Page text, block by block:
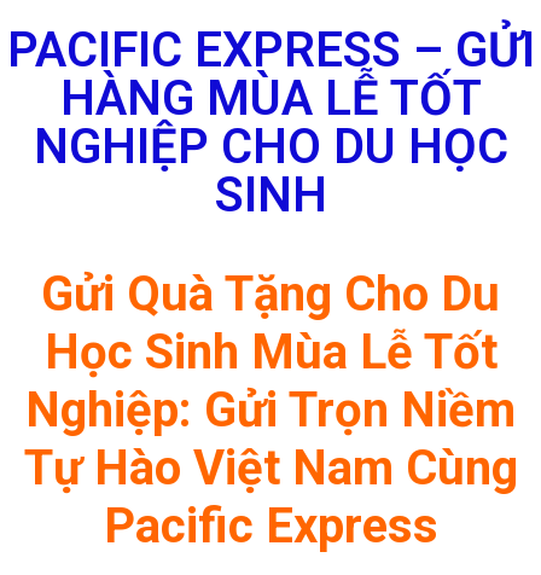
PACIFIC EXPRESS – GỬI
HÀNG MÙA LỄ TỐT
NGHIỆP CHO DU HỌC
SINH
Gửi Quà Tặng Cho Du
Học Sinh Mùa Lễ Tốt
Nghiệp: Gửi Trọn Niềm
Tự Hào Việt Nam Cùng
Pacific Express